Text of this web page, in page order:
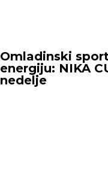
Omladinski
energiju: NIKA
nedelje